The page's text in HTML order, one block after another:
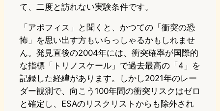
て、二度と訪れない実験条件です。
「アポフィス」と聞くと、かつての「衝突の恐
怖」を思い出す方もいらっしゃるかもしれませ
ん。発見直後の2004年には、衝突確率が国際的
な指標「トリノスケール」で過去最高の「4」を
記録した経緯があります。しかし2021年のレー
ダー観測で、向こう100年間の衝突リスクはゼロ
と確定し、ESAのリスクリストからも除外され